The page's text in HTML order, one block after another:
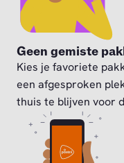
Geen gemiste
Kies je favoriete
een afgesproken
thuis te blijven voor